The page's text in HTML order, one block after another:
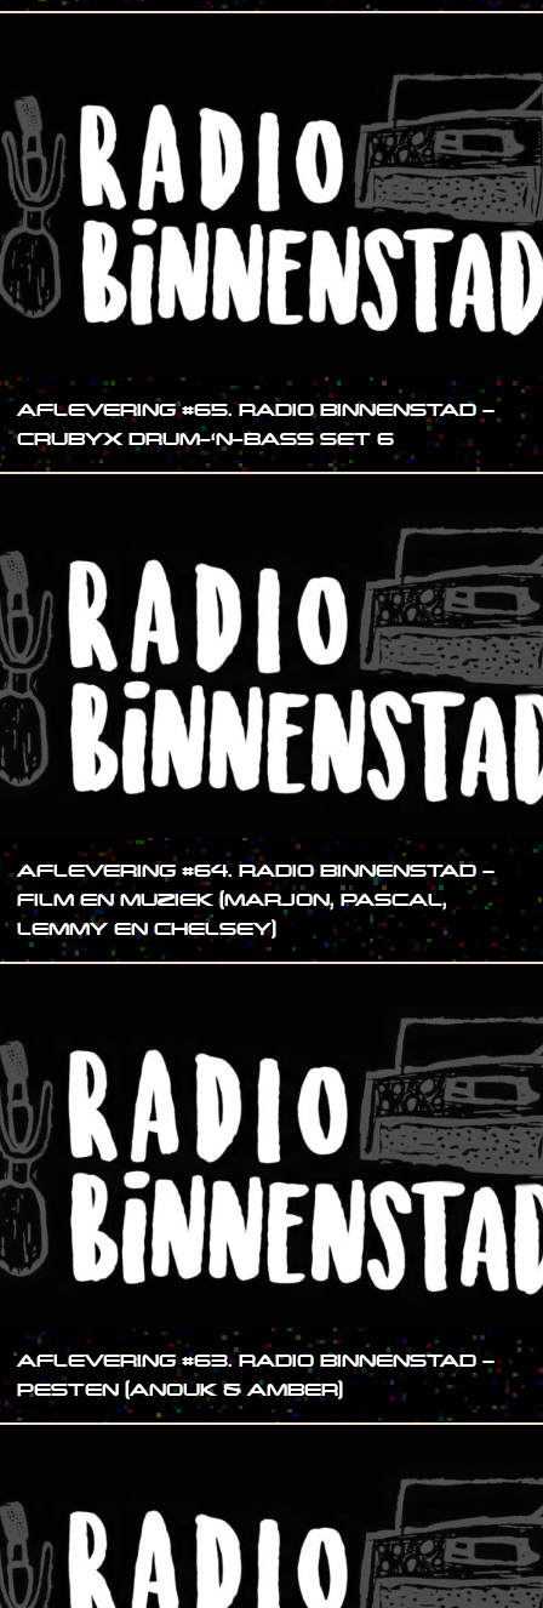
AFLEVERING #65. RADIO BINNENSTAD –
CRUBYX DRUM-‘N-BASS SET 6
AFLEVERING #64. RADIO BINNENSTAD –
FILM EN MUZIEK (MARJON, PASCAL,
LEMMY EN CHELSEY)
AFLEVERING #63. RADIO BINNENSTAD –
PESTEN (ANOUK & AMBER)